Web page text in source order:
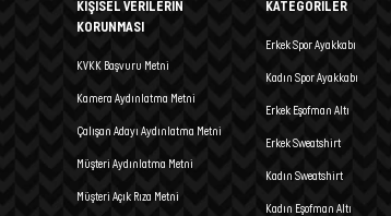
KİŞİSEL VERİLERİN
KORUNMASI
KVKK Başvuru Metni
Kamera Aydınlatma Metni
Çalışan Adayı Aydınlatma Metni
Müşteri Aydınlatma Metni
Müşteri Açık Rıza Metni
KATEGORİLER
Erkek Spor Ayakkabı
Kadın Spor Ayakkabı
Erkek Eşofman Altı
Erkek Sweatshirt
Kadın Sweatshirt
Kadın Eşofman Altı